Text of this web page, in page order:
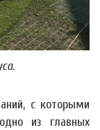
с которыми
из главных